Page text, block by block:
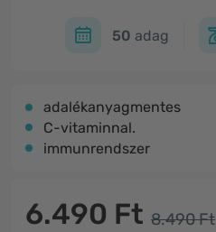
50 adag
adalékanyagmentes
C-vitaminnal.
immunrendszer
6.490 Ft 8.490 Ft